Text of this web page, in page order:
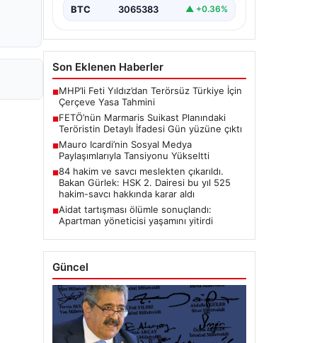
BTC 3065383 ▲ +0.36%
Son Eklenen Haberler
■MHP’li Feti Yıldız’dan Terörsüz Türkiye İçin
Çerçeve Yasa Tahmini
■FETÖ’nün Marmaris Suikast Planındaki
Teröristin Detaylı İfadesi Gün yüzüne çıktı
■Mauro Icardi’nin Sosyal Medya
Paylaşımlarıyla Tansiyonu Yükseltti
■84 hakim ve savcı meslekten çıkarıldı.
Bakan Gürlek: HSK 2. Dairesi bu yıl 525
hakim-savcı hakkında karar aldı
■Aidat tartışması ölümle sonuçlandı:
Apartman yöneticisi yaşamını yitirdi
Güncel